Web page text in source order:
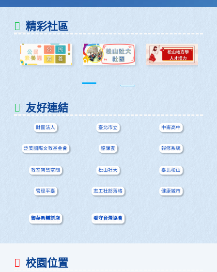
精彩社區
友好連結
財團法人
泛美國際文教基金會
臺北市立
酷課雲
中崙高中
報修系統
教室智慧空間
管理平臺
松山社大
志工社部落格
臺北松山
健康城市
御華興糕餅店 看守台灣協會
校園位置